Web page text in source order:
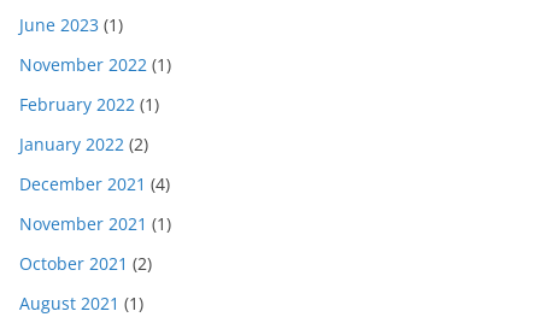
June 2023 (1)
November 2022 (1)
February 2022 (1)
January 2022 (2)
December 2021 (4)
November 2021 (1)
October 2021 (2)
August 2021 (1)